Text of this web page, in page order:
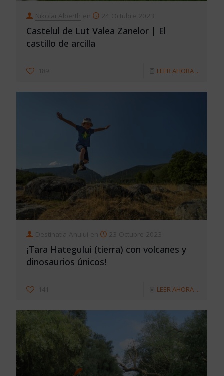
Nikolai Alberth en 24 Octubre 2023
Castelul de Lut Valea Zanelor | El
castillo de arcilla
189 LEER AHORA ...
Destinatia Anului en 23 Octubre 2023
¡Tara Hategului (tierra) con volcanes y
dinosaurios únicos!
141 LEER AHORA ...